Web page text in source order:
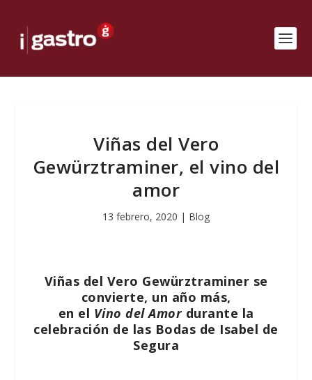
Viñas del Vero
Gewürztraminer, el vino del
amor
13 febrero, 2020 | Blog
Viñas del Vero Gewürztraminer se
convierte, un año más,
en el Vino del Amor durante la
celebración de las Bodas de Isabel de
Segura